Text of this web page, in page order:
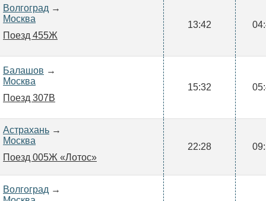
Волгоград →
Москва
Поезд 455Ж
13:42
Балашов →
Москва
Поезд 307В
15:32
Астрахань →
Москва
Поезд 005Ж «Лотос»
22:28
Волгоград →